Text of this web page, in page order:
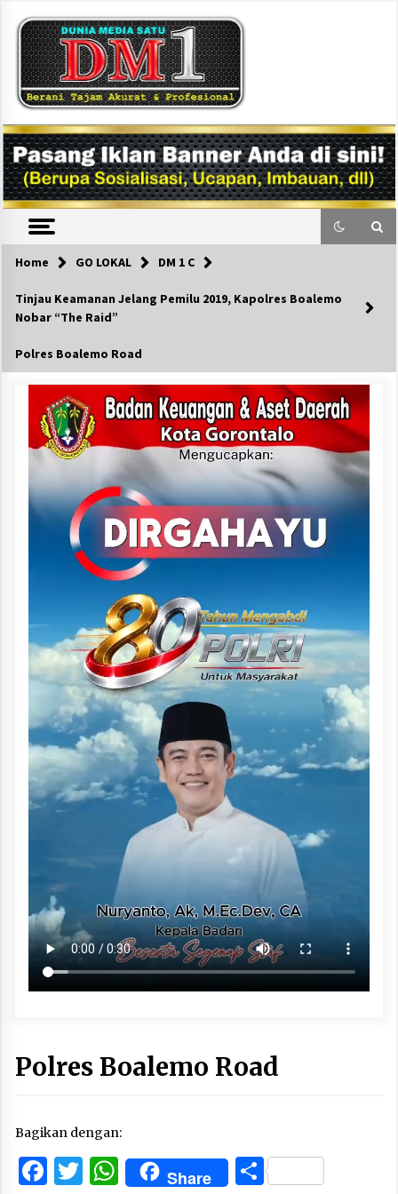
content
DM1
Home GO LOKAL DM 1 C
Tinjau Keamanan Jelang Pemilu 2019, Kapolres Boalemo
Nobar “The Raid”
Polres Boalemo Road
Polres Boalemo Road
Bagikan dengan:
Facebook
Twitter
WhatsApp
Share Share